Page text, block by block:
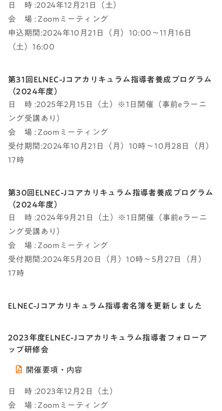
日 時 :2024年12月21日（土）
会 場 : Zoomミーティング
申込期間:2024年10月21日（月）10:00～11月16日
（土）16:00
第31回ELNEC-Jコアカリキュラム指導者養成プログラム
（2024年度）
日 時 :2025年2月15日（土）※1日開催（事前eラーニ
ング受講あり）
会 場 : Zoomミーティング
受付期間:2024年10月21日（月）10時～10月28日（月）
17時
第30回ELNEC-Jコアカリキュラム指導者養成プログラム
（2024年度）
日 時 :2024年9月21日（土）※1日開催（事前eラーニ
ング受講あり）
会 場 : Zoomミーティング
受付期間:2024年5月20日（月）10時～5月27日（月）
17時
ELNEC-Jコアカリキュラム指導者名簿を更新しました
2023年度ELNEC-Jコアカリキュラム指導者フォローア
ップ研修会
開催要項・内容
日 時 :2023年12月2日（土）
会 場 : Zoomミーティング